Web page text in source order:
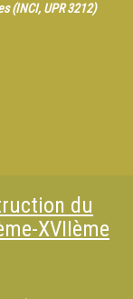
(INCI, UPR 3212)
du
XVIIème